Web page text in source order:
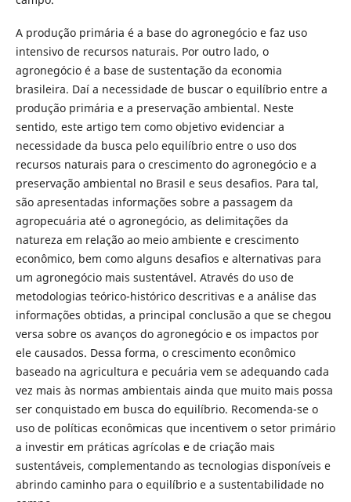
A produção primária é a base do agronegócio e faz uso
intensivo de recursos naturais. Por outro lado, o
agronegócio é a base de sustentação da economia
brasileira. Daí a necessidade de buscar o equilíbrio entre a
produção primária e a preservação ambiental. Neste
sentido, este artigo tem como objetivo evidenciar a
necessidade da busca pelo equilíbrio entre o uso dos
recursos naturais para o crescimento do agronegócio e a
preservação ambiental no Brasil e seus desafios. Para tal,
são apresentadas informações sobre a passagem da
agropecuária até o agronegócio, as delimitações da
natureza em relação ao meio ambiente e crescimento
econômico, bem como alguns desafios e alternativas para
um agronegócio mais sustentável. Através do uso de
metodologias teórico-histórico descritivas e a análise das
informações obtidas, a principal conclusão a que se chegou
versa sobre os avanços do agronegócio e os impactos por
ele causados. Dessa forma, o crescimento econômico
baseado na agricultura e pecuária vem se adequando cada
vez mais às normas ambientais ainda que muito mais possa
ser conquistado em busca do equilíbrio. Recomenda-se o
uso de políticas econômicas que incentivem o setor primário
a investir em práticas agrícolas e de criação mais
sustentáveis, complementando as tecnologias disponíveis e
abrindo caminho para o equilíbrio e a sustentabilidade no